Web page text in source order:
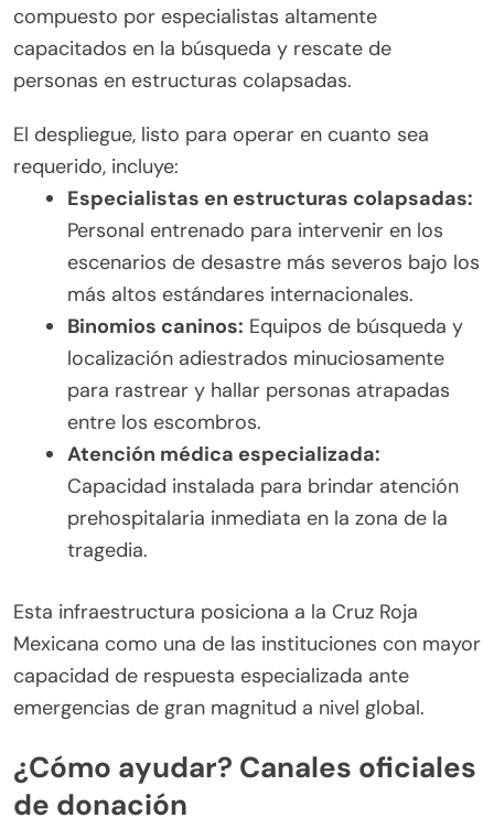
compuesto por especialistas altamente
capacitados en la búsqueda y rescate de
personas en estructuras colapsadas.
El despliegue, listo para operar en cuanto sea
requerido, incluye:
Especialistas en estructuras colapsadas:
Personal entrenado para intervenir en los
escenarios de desastre más severos bajo los
más altos estándares internacionales.
Binomios caninos: Equipos de búsqueda y
localización adiestrados minuciosamente
para rastrear y hallar personas atrapadas
entre los escombros.
Atención médica especializada:
Capacidad instalada para brindar atención
prehospitalaria inmediata en la zona de la
tragedia.
Esta infraestructura posiciona a la Cruz Roja
Mexicana como una de las instituciones con mayor
capacidad de respuesta especializada ante
emergencias de gran magnitud a nivel global.
¿Cómo ayudar? Canales oficiales
de donación